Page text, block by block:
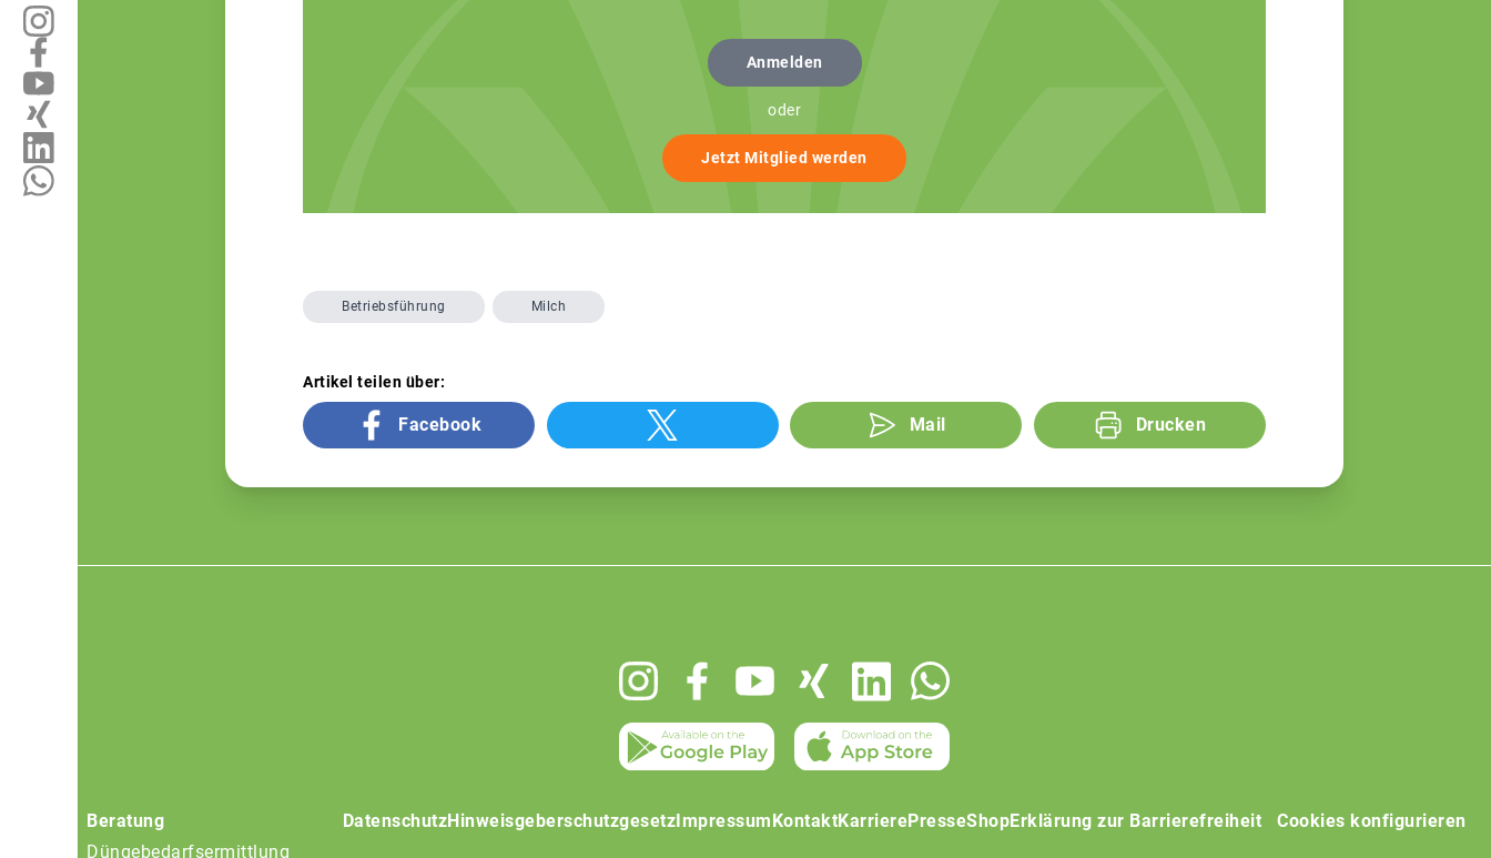
Anmelden
oder
Jetzt Mitglied werden
Betriebsführung Milch
Artikel teilen über:
Facebook Mail Drucken
Beratung
Düngebedarfsermittlung
DatenschutzHinweisgeberschutzgesetzImpressumKontaktKarrierePresseShopErklärung zur Barrierefreiheit Cookies konfigurieren